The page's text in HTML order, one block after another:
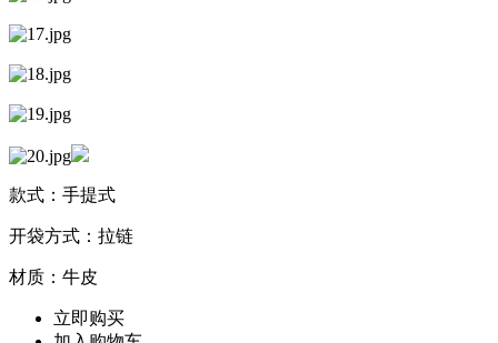
款式：手提式
开袋方式：拉链
材质：牛皮
立即购买